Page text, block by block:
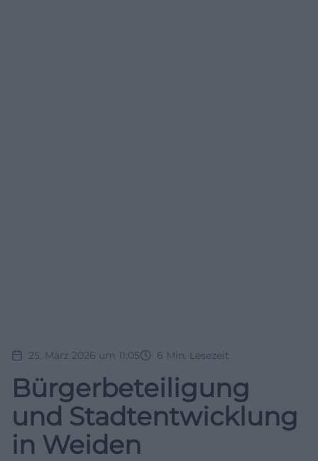
25. März 2026 um 11:05 6 Min. Lesezeit
Bürgerbeteiligung
und Stadtentwicklung
in Weiden